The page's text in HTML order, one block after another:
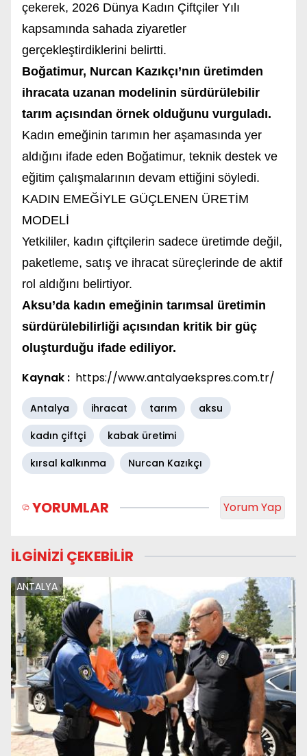
çekerek, 2026 Dünya Kadın Çiftçiler Yılı
kapsamında sahada ziyaretler
gerçekleştirdiklerini belirtti.
Boğatimur, Nurcan Kazıkçı’nın üretimden
ihracata uzanan modelinin sürdürülebilir
tarım açısından örnek olduğunu vurguladı.
Kadın emeğinin tarımın her aşamasında yer
aldığını ifade eden Boğatimur, teknik destek ve
eğitim çalışmalarının devam ettiğini söyledi.
KADIN EMEĞİYLE GÜÇLENEN ÜRETİM
MODELİ
Yetkililer, kadın çiftçilerin sadece üretimde değil,
paketleme, satış ve ihracat süreçlerinde de aktif
rol aldığını belirtiyor.
Aksu’da kadın emeğinin tarımsal üretimin
sürdürülebilirliği açısından kritik bir güç
oluşturduğu ifade ediliyor.
Kaynak : https://www.antalyaekspres.com.tr/
Antalya ihracat tarım
aksu
kadın çiftçi
kabak üretimi
kırsal kalkınma
Nurcan Kazıkçı
YORUMLAR Yorum Yap
İLGİNİZİ ÇEKEBİLİR
ANTALYA